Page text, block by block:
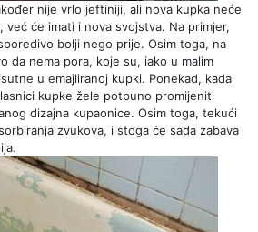
nije vrlo jeftiniji, ali nova kupka neće
već će imati i nova svojstva. Na primjer,
bolji nego prije. Osim toga, na
da nema pora, koje su, iako u malim
u emajliranoj kupki. Ponekad, kada
kupke žele potpuno promijeniti
dizajna kupaonice. Osim toga, tekući
zvukova, i stoga će sada zabava